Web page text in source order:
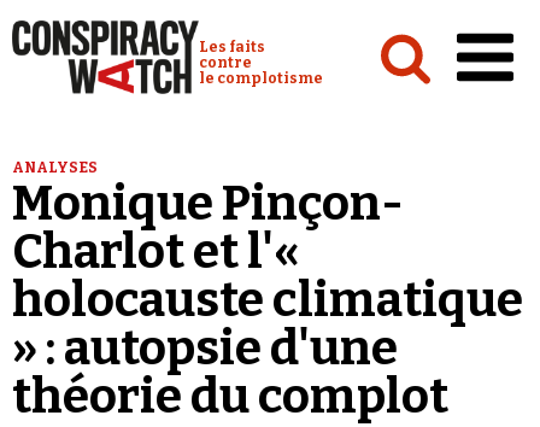
Conspiracy Watch :
Les faits
contre
le complotisme
Analyses
Conspipédia
Vidéos
Émissions
Revues de presse
ANALYSES
Monique Pinçon-
Charlot et l'«
holocauste climatique
» : autopsie d'une
théorie du complot